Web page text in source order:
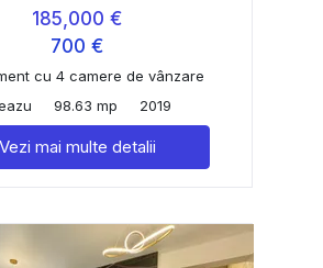
185,000 €
700 €
cu 4 camere de vânzare
98.63 mp 2019
Vezi mai multe detalii